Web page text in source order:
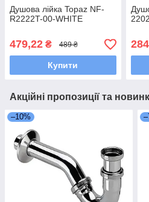
Душова лійка Topaz NF-
R2222T-00-WHITE
479,22 ₴ 489 ₴
Купити
Акційні пропозиції та
–10%